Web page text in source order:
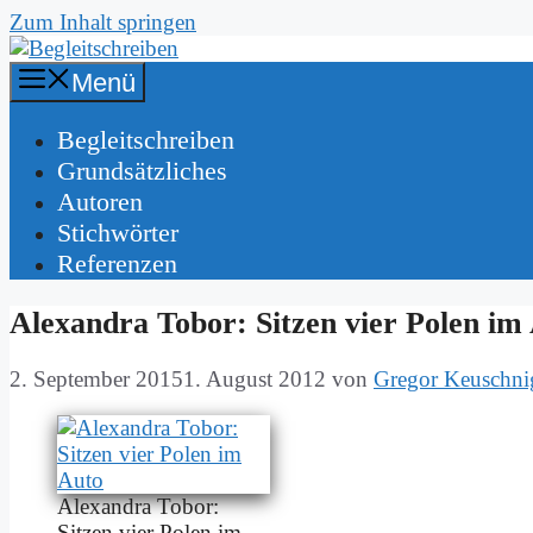
Zum Inhalt springen
Menü
Be­gleit­schrei­ben
Grund­sätz­li­ches
Au­toren
Stich­wör­ter
Re­fe­ren­zen
Alex­an­dra To­bor: Sit­zen vier Po­len im
2. September 20151. August 2012 von Gregor
Alex­an­dra To­bor: